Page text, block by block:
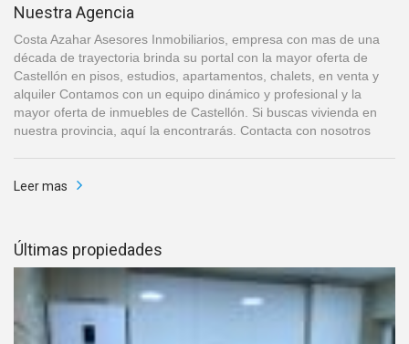
Nuestra Agencia
Costa Azahar Asesores Inmobiliarios, empresa con mas de una
década de trayectoria brinda su portal con la mayor oferta de
Castellón en pisos, estudios, apartamentos, chalets, en venta y
alquiler Contamos con un equipo dinámico y profesional y la
mayor oferta de inmuebles de Castellón. Si buscas vivienda en
nuestra provincia, aquí la encontrarás. Contacta con nosotros
Leer mas
Últimas propiedades